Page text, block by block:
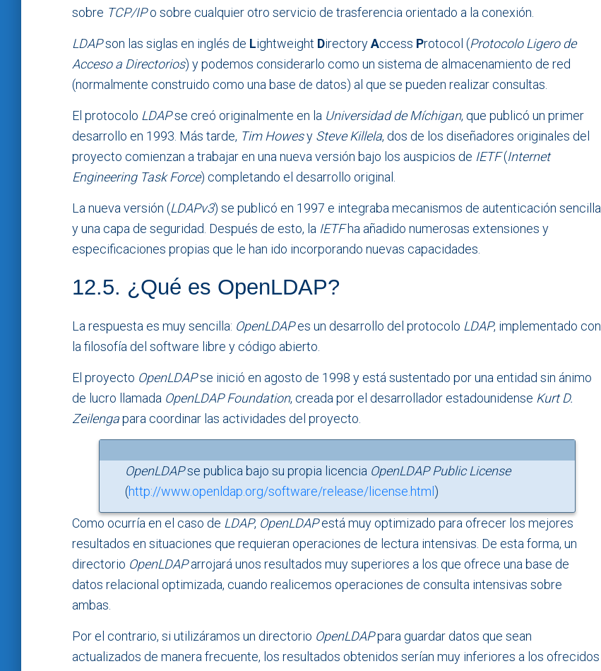
sobre TCP/IPo sobre cualquier otro servicio de trasferencia orientado a la conexión.
LDAPson las siglas en inglés de Lightweight DirectoryAccess Protocol (Protocolo Ligero de
Acceso a Directorios) y podemos considerarlo como un sistema de almacenamiento de red
(normalmente construido como una base de datos) al que se pueden realizar consultas.
El protocolo LDAPse creó originalmente en la Universidad de Míchigan, que publicó un primer
desarrollo en 1993. Más tarde, Tim Howesy Steve Killela, dos de los diseñadores originales del
proyecto comienzan a trabajar en una nueva versión bajo los auspicios de IETF(Internet
Engineering Task Force) completando el desarrollo original.
La nueva versión (LDAPv3) se publicó en 1997 e integraba mecanismos de autenticación sencilla
y una capa de seguridad. Después de esto, la IETFha añadido numerosas extensiones y
especificaciones propias que le han ido incorporando nuevas capacidades.
12.5. ¿Qué es OpenLDAP?
La respuesta es muy sencilla: OpenLDAPes un desarrollo del protocolo LDAP, implementado con
la filosofía del software libre y código abierto.
El proyecto OpenLDAPse inició en agosto de 1998 y está sustentado por una entidad sin ánimo
de lucro llamada OpenLDAP Foundation, creada por el desarrollador estadounidense Kurt D.
Zeilengapara coordinar las actividades del proyecto.
OpenLDAPse publica bajo su propia licencia OpenLDAP Public License
(http://www.openldap.org/software/release/license.html)
Como ocurría en el caso de LDAP, OpenLDAPestá muy optimizado para ofrecer los mejores
resultados en situaciones que requieran operaciones de lectura intensivas. De esta forma, un
directorio OpenLDAParrojará unos resultados muy superiores a los que ofrece una base de
datos relacional optimizada, cuando realicemos operaciones de consulta intensivas sobre
ambas.
Por el contrario, si utilizáramos un directorio OpenLDAPpara guardar datos que sean
actualizados de manera frecuente, los resultados obtenidos serían muy inferiores a los ofrecidos